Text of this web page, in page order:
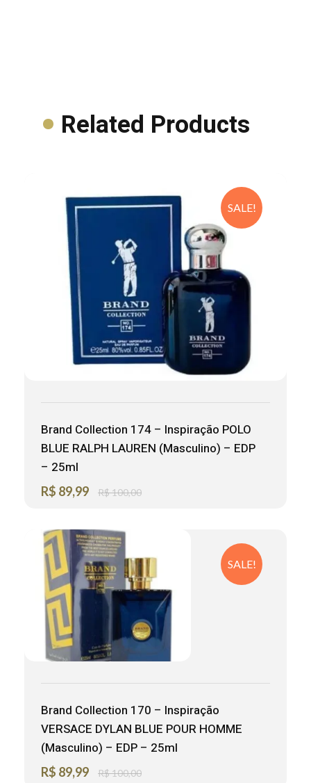
Related Products
SALE!
Brand Collection 174 – Inspiração POLO
BLUE RALPH LAUREN (Masculino) – EDP
– 25ml
R$ 89,99 R$100,00
SALE!
Brand Collection 170 – Inspiração
VERSACE DYLAN BLUE POUR HOMME
(Masculino) – EDP – 25ml
R$ 89,99 R$100,00